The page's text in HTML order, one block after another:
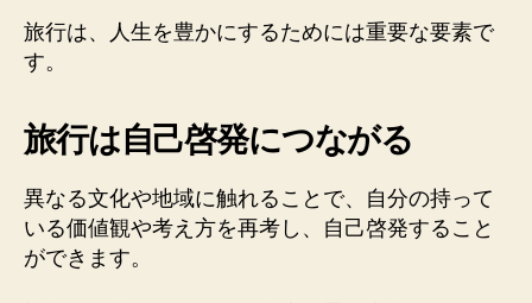
旅行は、人生を豊かにするためには重要な要素で
す。
旅行は自己啓発につながる
異なる文化や地域に触れることで、自分の持って
いる価値観や考え方を再考し、自己啓発すること
ができます。